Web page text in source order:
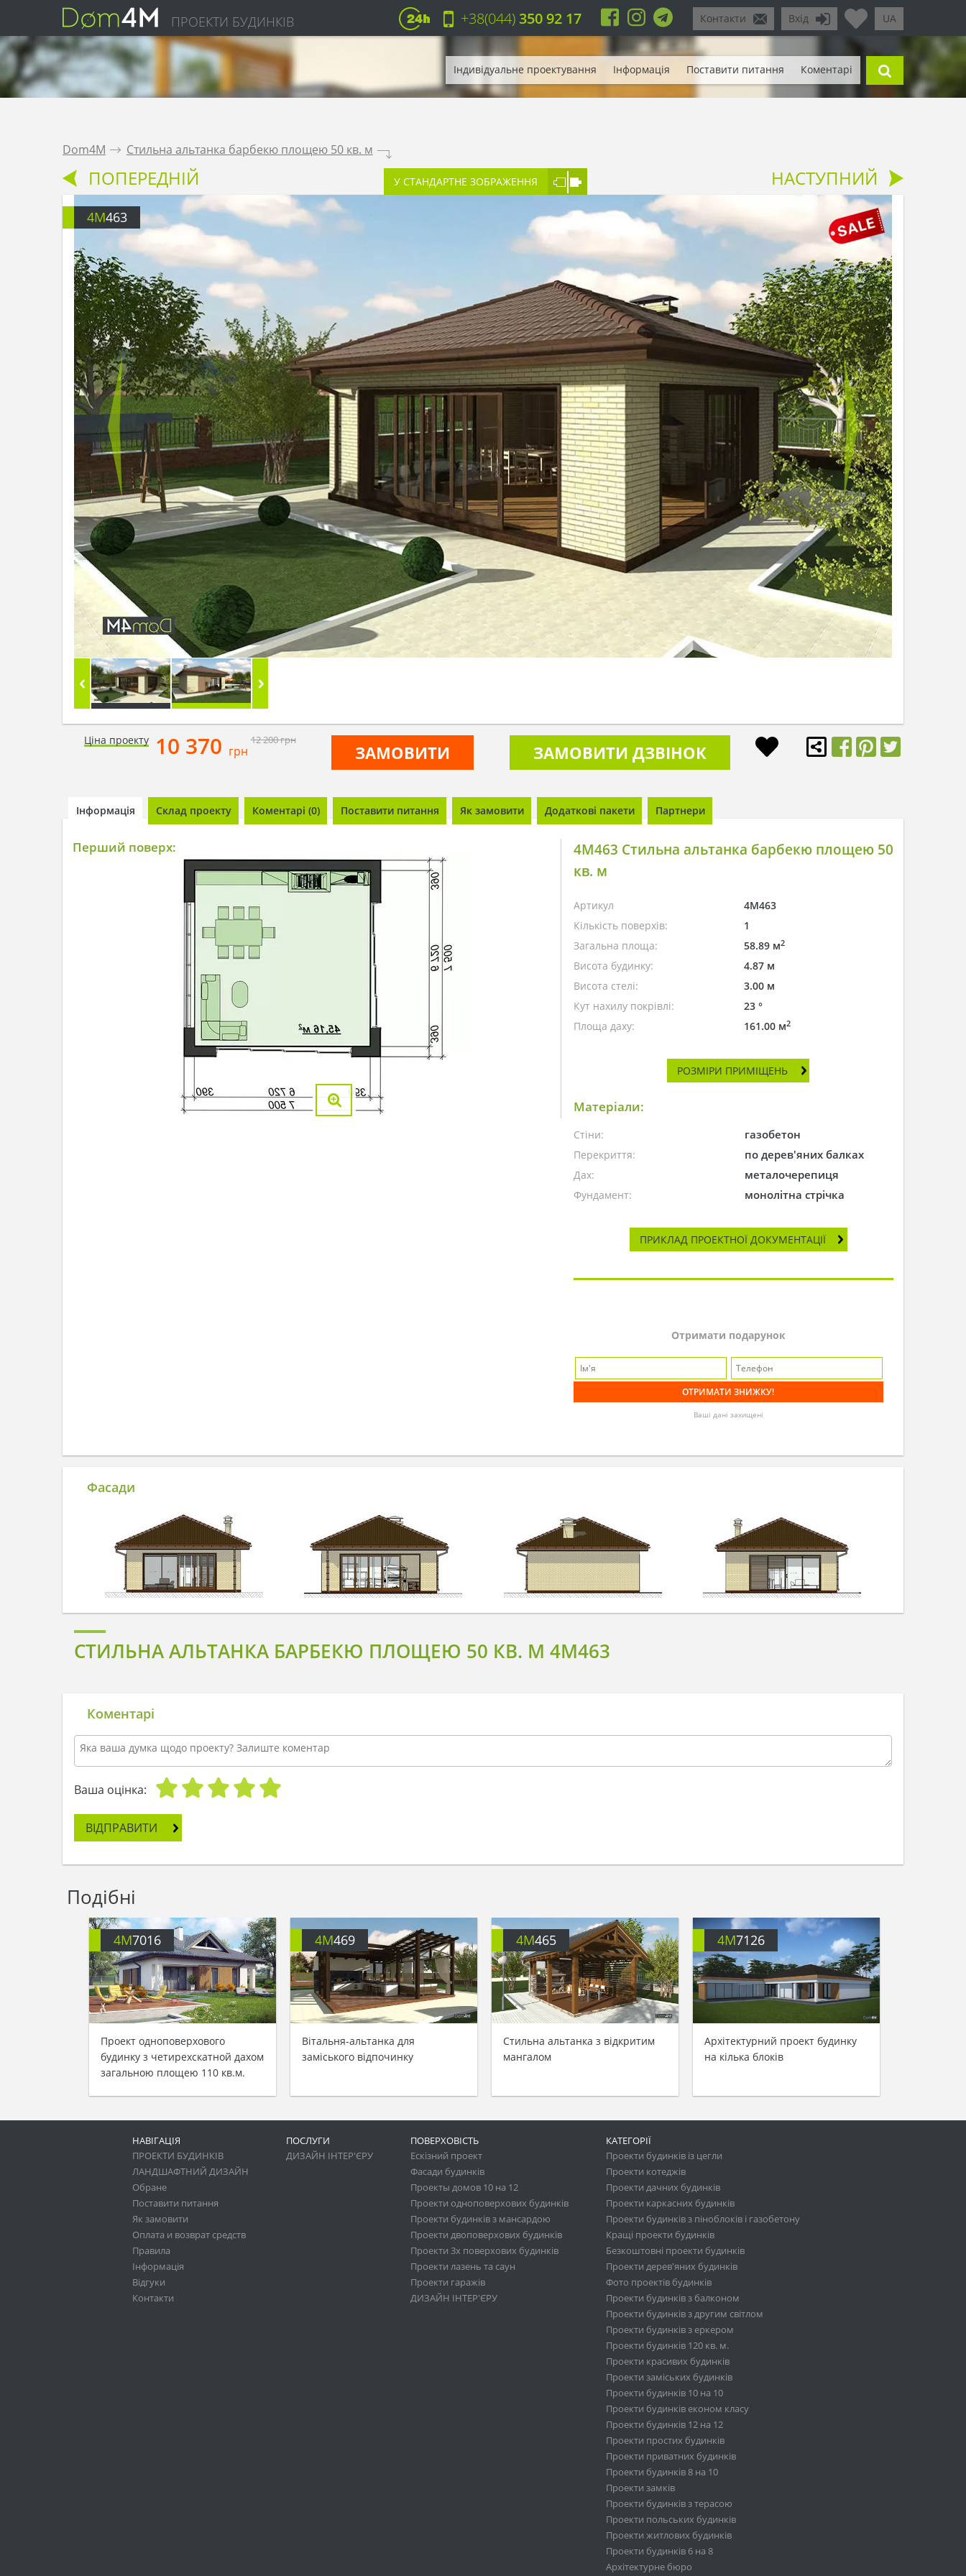
ПРОЕКТИ БУДИНКІВ UA
Вхід
Контакти
+38(044)350 92 17
Індивідуальне проектування Інформація Поставити питання Коментарі
Dom4M . Стильна альтанка барбекю площею 50 кв. м .
ПОПЕРЕДНІЙ У СТАНДАРТНЕ ЗОБРАЖЕННЯ НАСТУПНИЙ
4M463
Ціна проекту 10 370 грн
12 200грн
ЗАМОВИТИ ЗАМОВИТИ ДЗВІНОК
Інформація Склад проекту Коментарі (0) Поставити питання Як замовити Додаткові пакети Партнери
Перший поверх:
4M463 Стильна альтанка барбекю площею 50
кв. м
Артикул
4M463
Кількість поверхів:
1
Загальна площа:
58.89 м2
Висота будинку:
4.87 м
Висота стелі:
3.00 м
Кут нахилу покрівлі:
23 °
Площа даху:
161.00 м2
РОЗМІРИ ПРИМІЩЕНЬ
Матеріали:
Стіни: газобетон
Перекриття: по дерев'яних балках
Дах: металочерепиця
Фундамент: монолітна стрічка
ПРИКЛАД ПРОЕКТНОЇ ДОКУМЕНТАЦІЇ
Отримати подарунок
Ваші дані захищені
Фасади
СТИЛЬНА АЛЬТАНКА БАРБЕКЮ ПЛОЩЕЮ 50 КВ. М 4M463
Коментарі
Ваша оцінка:
ВІДПРАВИТИ
Подібні
4M7016
Проект одноповерхового
будинку з четирехскатной дахом
загальною площею 110 кв.м.
4M469
Вітальня-альтанка для
заміського відпочинку
4M465
Стильна альтанка з відкритим
мангалом
4M7126
Архітектурний проект будинку
на кілька блоків
НАВІГАЦІЯ
ПРОЕКТИ БУДИНКІВ
ЛАНДШАФТНИЙ ДИЗАЙН
Обране
Поставити питання
Як замовити
Оплата и возврат средств
Правила
Інформація
Відгуки
Контакти
ПОСЛУГИ
ДИЗАЙН ІНТЕР'ЄРУ
ПОВЕРХОВІСТЬ
Ескізний проект
Фасади будинків
Проекты домов 10 на 12
Проекти одноповерхових будинків
Проекти будинків з мансардою
Проекти двоповерхових будинків
Проекти 3х поверхових будинків
Проекти лазень та саун
Проекти гаражів
ДИЗАЙН ІНТЕР'ЄРУ
КАТЕГОРІЇ
Проекти будинків із цегли
Проекти котеджів
Проекти дачних будинків
Проекти каркасних будинків
Проекти будинків з піноблоків і газобетону
Кращі проекти будинків
Безкоштовні проекти будинків
Проекти дерев'яних будинків
Фото проектів будинків
Проекти будинків з балконом
Проекти будинків з другим світлом
Проекти будинків з еркером
Проекти будинків 120 кв. м.
Проекти красивих будинків
Проекти заміських будинків
Проекти будинків 10 на 10
Проекти будинків економ класу
Проекти будинків 12 на 12
Проекти простих будинків
Проекти приватних будинків
Проекти будинків 8 на 10
Проекти замків
Проекти будинків з терасою
Проекти польських будинків
Проекти житлових будинків
Проекти будинків 6 на 8
Архітектурне бюро